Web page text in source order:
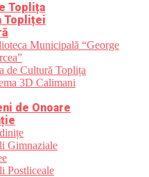
Toplița
Topliței
Municipală “George
de Cultură Toplița
3D Calimani
de Onoare
Gimnaziale
Postliceale